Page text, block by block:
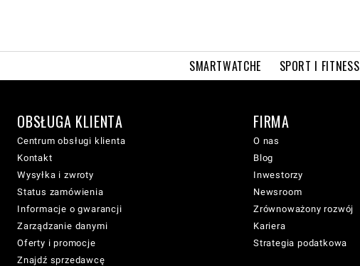
SMARTWATCHE SPORT I FITNESS
OBSŁUGA KLIENTA
Centrum obsługi klienta
Kontakt
Wysyłka i zwroty
Status zamówienia
Informacje o gwarancji
Zarządzanie danymi
Oferty i promocje
Znajdź sprzedawcę
FIRMA
O nas
Blog
Inwestorzy
Newsroom
Zrównoważony rozwój
Kariera
Strategia podatkowa